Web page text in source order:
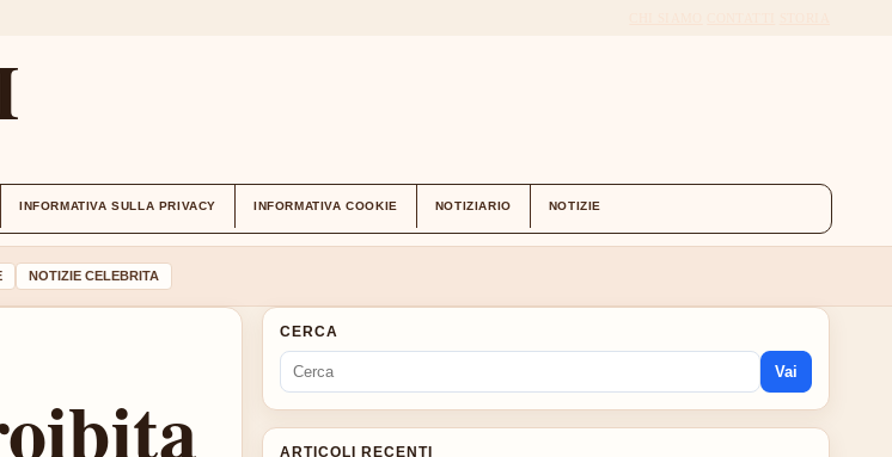
INFORMATIVA SULLA PRIVACY INFORMATIVA COOKIE NOTIZIARIO NOTIZIE
NOTIZIE CELEBRITA
CERCA
Vai
ARTICOLI RECENTI